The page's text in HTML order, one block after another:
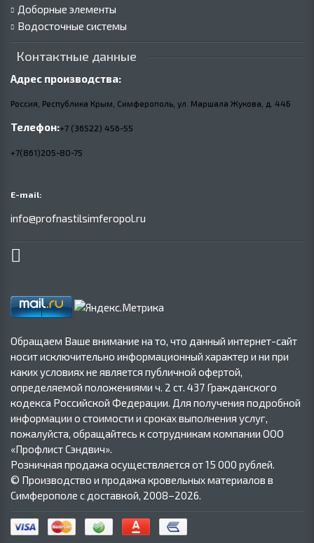
Доборные элементы
Водосточные системы
Контактные данные
Адрес производства:
Россия, Республика Крым, Симферополь, ул. Маршала Жукова, д. 44Б
Телефон:+7 (36522) 456-55
+7(861)205-80-75
E-mail:
info@profnastilsimferopol.ru
Обращаем Ваше внимание на то, что данный интернет-сайт
носит исключительно информационный характер и ни при
каких условиях не является публичной офертой,
определяемой положениями ч. 2 ст. 437 Гражданского
кодекса Российской Федерации. Для получения подробной
информации о стоимости и сроках выполнения услуг,
пожалуйста, обращайтесь к сотрудникам компании ООО
«Профлист Сэндвич».
Розничная продажа осуществляется от 15 000 рублей.
© Производство и продажа кровельных материалов в
Симферополе с доставкой, 2008–2026.